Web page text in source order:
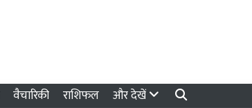
वैचारिकी राशिफल और देखें